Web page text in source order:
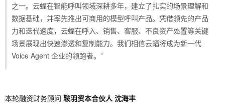
之一。云蝠在智能呼叫领域深耕多年，建立了扎实的场景理解和
数据基础，并率先推出可商用的模型呼叫产品。凭借领先的产品
力和迭代速度，云蝠在呼入、销售、客服、不良资产处置等关键
场景展现出快速渗透和复制能力。我们相信云蝠将成为新一代
Voice Agent 企业的领跑者。”
本轮融资财务顾问 鞍羽资本合伙人 沈海丰